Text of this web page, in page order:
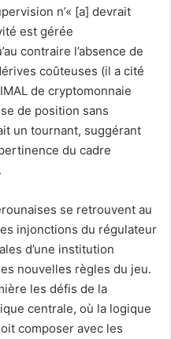
n’« [a] devrait
est gérée
contraire l’absence de
coûteuses (il a cité
de cryptomonnaie
de position sans
un tournant, suggérant
du cadre
se retrouvent au
injonctions du régulateur
d’une institution
nouvelles règles du jeu.
les défis de la
centrale, où la logique
composer avec les